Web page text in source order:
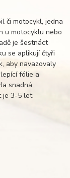
či motocykl, jedna
u motocyklu nebo
je šestnáct
se aplikují čtyři
aby navazovaly
fólie a
snadná.
je 3-5 let.